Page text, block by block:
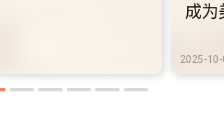
供额外3000支高速充电桩